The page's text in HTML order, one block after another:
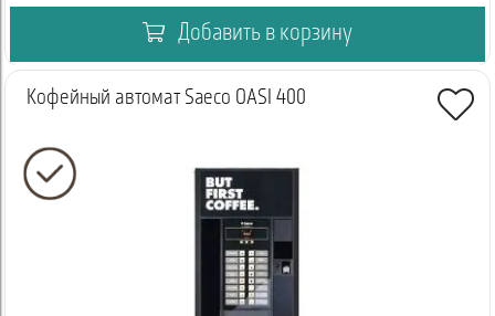
Добавить в корзину
Кофейный автомат Saeco OASI 400